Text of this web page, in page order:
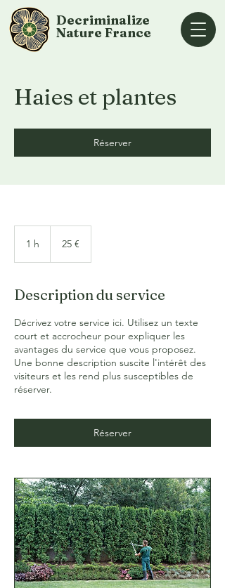
Decriminalize
Nature France
Haies et plantes
Réserver
1 h 25 €
Description du service
Décrivez votre service ici. Utilisez un texte
court et accrocheur pour expliquer les
avantages du service que vous proposez.
Une bonne description suscite l'intérêt des
visiteurs et les rend plus susceptibles de
réserver.
Réserver